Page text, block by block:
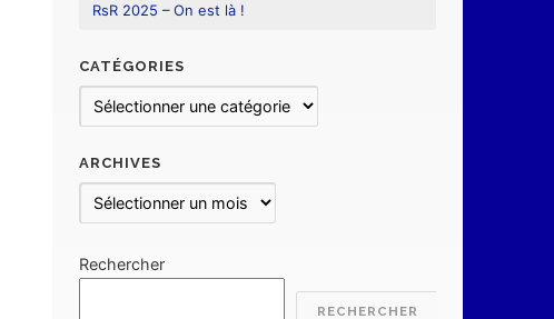
RsR 2025 – On est là !
CATÉGORIES
Catégories
ARCHIVES
Archives
Rechercher
RECHERCHER